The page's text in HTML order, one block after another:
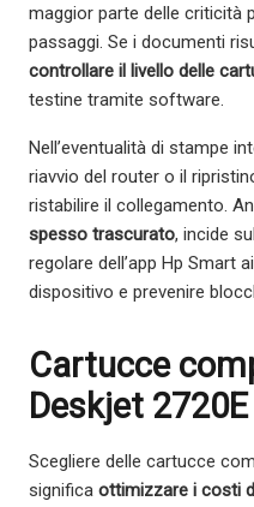
maggior parte delle criticità
passaggi. Se i documenti
controllare il livello delle
testine tramite software.
Nell’eventualità di stampe
riavvio del router o il
ristabilire il collegamento.
spesso trascurato, incide
regolare dell’app Hp Smart
dispositivo e prevenire
Cartucce
Deskjet 2720E
Scegliere delle cartucce
significa ottimizzare i costi